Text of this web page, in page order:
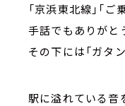
「京浜東北線」「
手話でもありがと
その下には「ガタ
駅に溢れている音